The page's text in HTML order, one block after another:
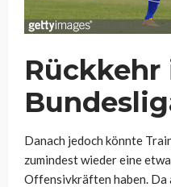
Rückkehr
Danach jedoch könnte
zumindest wieder eine
Offensivkräften haben. Da